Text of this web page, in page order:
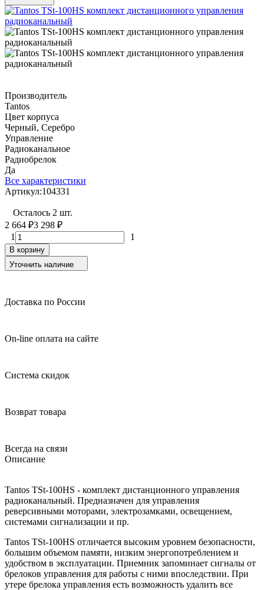
Производитель
Tantos
Цвет корпуса
Черный, Серебро
Управление
Радиоканальное
Радиобрелок
Да
Все характеристики
Артикул:104331
Осталось 2 шт.
2 664 ₽3 298 ₽
1
1
В корзину
Уточнить наличие
Доставка по России
On-line оплата на сайте
Система скидок
Возврат товара
Всегда на связи
Описание
Tantos TSt-100HS - комплект дистанционного управления
радиоканальный. Предназначен для управления
реверсивными моторами, электрозамками, освещением,
системами сигнализации и пр.
Tantos TSt-100HS отличается высоким уровнем безопасности,
большим объемом памяти, низким энергопотреблением и
удобством в эксплуатации. Приемник запоминает сигналы от
брелоков управления для работы с ними впоследствии. При
утере брелока управления есть возможность удалить все